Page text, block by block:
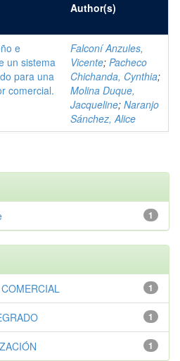
Author(s)
e
un sistema
para una
comercial.
Falconí Anzules,
Vicente; Pacheco
Chichanda, Cynthia;
Molina Duque,
Jacqueline; Naranjo
Sánchez, Alice
1
1
1
1